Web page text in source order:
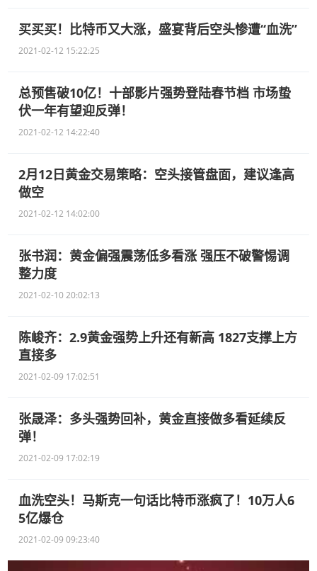
买买买！比特币又大涨，盛宴背后空头惨遭“血洗”
2021-02-12 15:22:25
总预售破10亿！十部影片强势登陆春节档 市场蛰
伏一年有望迎反弹！
2021-02-12 14:22:40
2月12日黄金交易策略：空头接管盘面，建议逢高
做空
2021-02-12 14:02:00
张书润：黄金偏强震荡低多看涨 强压不破警惕调
整力度
2021-02-10 20:02:13
陈峻齐：2.9黄金强势上升还有新高 1827支撑上方
直接多
2021-02-09 17:02:51
张晟泽：多头强势回补，黄金直接做多看延续反
弹！
2021-02-09 17:02:19
血洗空头！马斯克一句话比特币涨疯了！10万人6
5亿爆仓
2021-02-09 09:23:40